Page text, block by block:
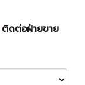
ติดต่อฝ่ายขาย